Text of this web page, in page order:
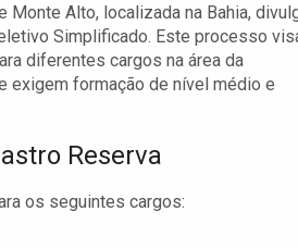
Alto, localizada na Bahia,
Simplificado. Este processo
diferentes cargos na área da
exigem formação de nível médio e
Reserva
os seguintes cargos: